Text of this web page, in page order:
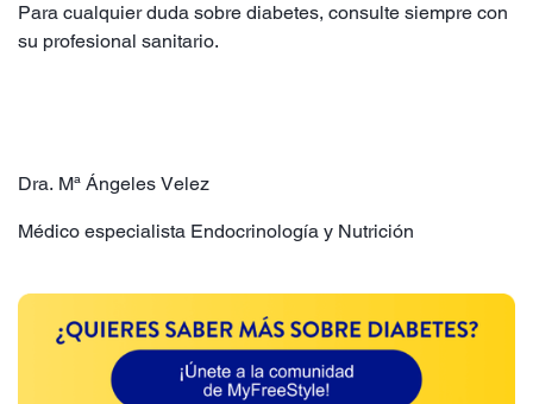
Para cualquier duda sobre diabetes, consulte siempre con
su profesional sanitario.
Dra. Mª Ángeles Velez
Médico especialista Endocrinología y Nutrición